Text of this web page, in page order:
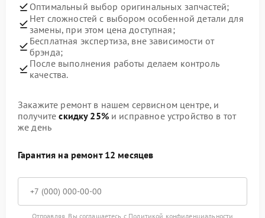
Оптимальный выбор оригинальных запчастей;
Нет сложностей с выбором особенной детали для
замены, при этом цена доступная;
Бесплатная экспертиза, вне зависимости от
брэнда;
После выполнения работы делаем контроль
качества.
Закажите ремонт в нашем сервисном центре, и
получитескидку 25%и исправное устройство в тот
же день
Гарантия на ремонт 12 месяцев
Отправляя, Вы соглашаетесь с Политикой конфиденциальности